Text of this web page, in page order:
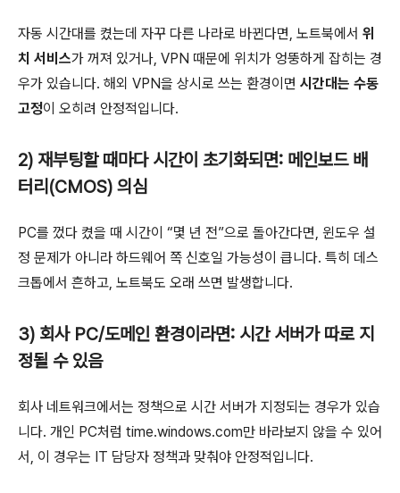
자동 시간대를 켰는데 자꾸 다른 나라로 바뀐다면, 노트북에서 위
치 서비스가 꺼져 있거나, VPN 때문에 위치가 엉뚱하게 잡히는 경
우가 있습니다. 해외 VPN을 상시로 쓰는 환경이면 시간대는 수동
고정이 오히려 안정적입니다.
2) 재부팅할 때마다 시간이 초기화되면: 메인보드 배
터리(CMOS) 의심
PC를 껐다 켰을 때 시간이 “몇 년 전”으로 돌아간다면, 윈도우 설
정 문제가 아니라 하드웨어 쪽 신호일 가능성이 큽니다. 특히 데스
크톱에서 흔하고, 노트북도 오래 쓰면 발생합니다.
3) 회사 PC/도메인 환경이라면: 시간 서버가 따로 지
정될 수 있음
회사 네트워크에서는 정책으로 시간 서버가 지정되는 경우가 있습
니다. 개인 PC처럼 time.windows.com만 바라보지 않을 수 있어
서, 이 경우는 IT 담당자 정책과 맞춰야 안정적입니다.